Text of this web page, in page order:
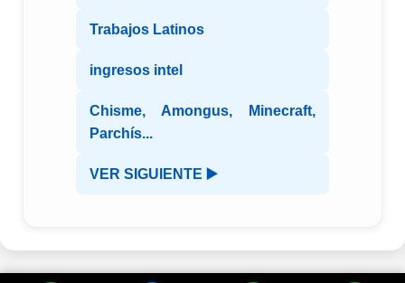
Trabajos Latinos
ingresos intel
Chisme, Amongus, Minecraft,
Parchís...
VER SIGUIENTE ▶️